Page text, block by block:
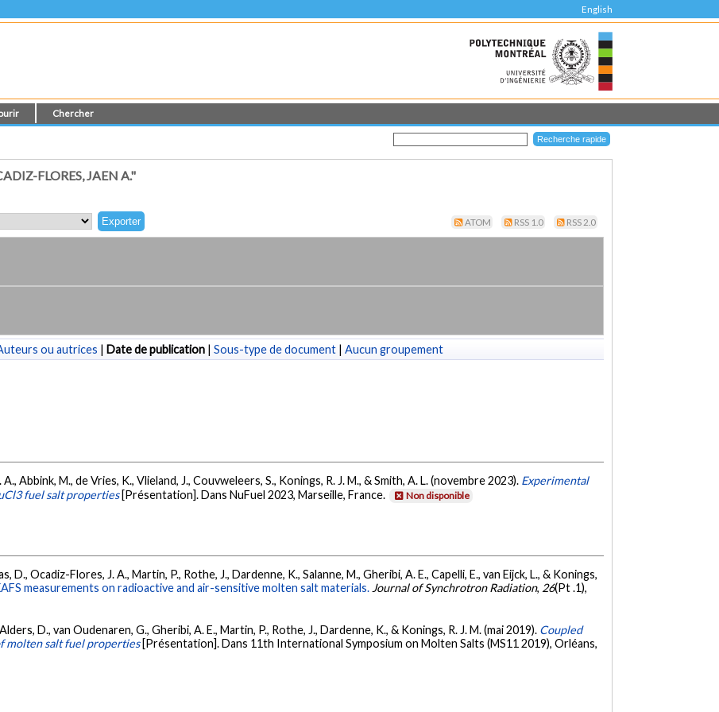
English
Chercher
FLORES, JAEN A."
ATOM RSS 1.0 RSS 2.0
ou autrices | Date de publication | Sous-type de document | Aucun groupement
Abbink, M., de Vries, K., Vlieland, J., Couvweleers, S., Konings, R. J. M., & Smith, A. L. (novembre 2023). Experimental
fuel salt properties [Présentation]. Dans NuFuel 2023, Marseille, France. Non disponible
D., Ocadiz-Flores, J. A., Martin, P., Rothe, J., Dardenne, K., Salanne, M., Gheribi, A. E., Capelli, E., van Eijck, L., & Konings,
measurements on radioactive and air-sensitive molten salt materials. Journal of Synchrotron Radiation, 26(Pt .1),
D., van Oudenaren, G., Gheribi, A. E., Martin, P., Rothe, J., Dardenne, K., & Konings, R. J. M. (mai 2019). Coupled
molten salt fuel properties [Présentation]. Dans 11th International Symposium on Molten Salts (MS11 2019), Orléans,